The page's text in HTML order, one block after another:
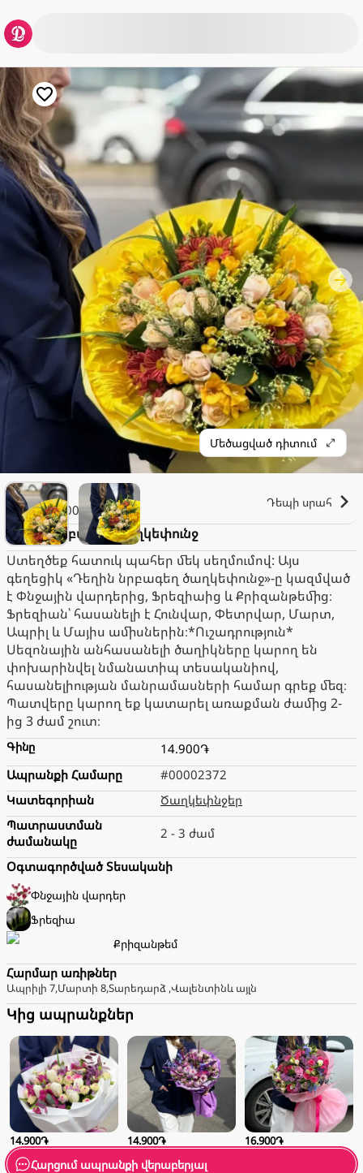
Մեծացված դիտում
Silvia
1.000֏
Դեպի սրահ
Դեղին նրբագեղ ծաղկեփունջ
Ստեղծեք հատուկ պահեր մեկ սեղմումով: Այս
գեղեցիկ «Դեղին նրբագեղ ծաղկեփունջ»-ը կազմված
է Փնջային վարդերից, Ֆրեզիաից և Քրիզանթեմից։
Ֆրեզիան՝ հասանելի է Հունվար, Փետրվար, Մարտ,
Ապրիլ և Մայիս ամիսներին։*Ուշադրություն*
Սեզոնային անհասանելի ծաղիկները կարող են
փոխարինվել նմանատիպ տեսականիով,
հասանելիության մանրամասների համար գրեք մեզ։
Պատվերը կարող եք կատարել առաքման ժամից 2-
ից 3 ժամ շուտ։
Գինը
14.900֏
Ապրանքի Համարը
#00002372
Կատեգորիան
Ծաղկեփնջեր
Պատրաստման
ժամանակը
2 - 3 ժամ
Օգտագործված Տեսականի
Փնջային վարդեր
Ֆրեզիա
Քրիզանթեմ
Հարմար առիթներ
Ապրիլի 7,Մարտի 8,Տարեդարձ ,Վալենտինև այլն
Կից ապրանքներ
14.900֏ 14.900֏ 16.900֏
Հարցում ապրանքի վերաբերյալ